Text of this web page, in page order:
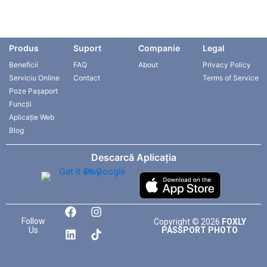
Produs
Beneficii
Serviciu Online
Poze Pașaport
Funcții
Aplicație Web
Blog
Suport
FAQ
Contact
Companie
About
Legal
Privacy Policy
Terms of Service
Descarcă Aplicația
Follow
Us
F
a
c
e
I
n
s
t
L
i
n
k
T
i
k
t
Copyright © 2026 FOXLY
PASSPORT PHOTO